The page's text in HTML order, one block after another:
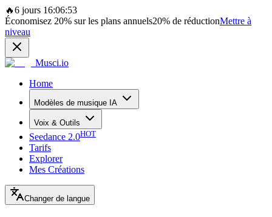
🔥6 jours 16:06:53
Économisez 20% sur les plans annuels20% de réductionMettre à
niveau
Musci.io
Home
Modèles de musique IA
Voix & Outils
Seedance 2.0HOT
Tarifs
Explorer
Mes Créations
Changer de langue